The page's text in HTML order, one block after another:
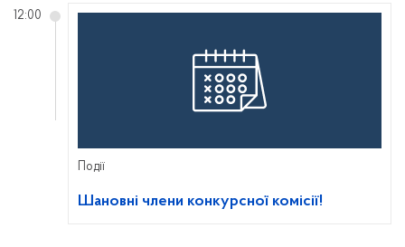
Події
Шановні члени конкурсної комісії!
12:00